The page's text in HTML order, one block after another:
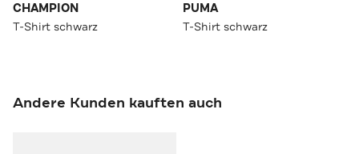
CHAMPION
T-Shirt schwarz
PUMA
T-Shirt schwarz
Andere Kunden kauften auch